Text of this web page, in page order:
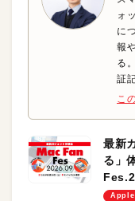
ォ
に
報
る
証
こ
最新
る」
しま
Apple